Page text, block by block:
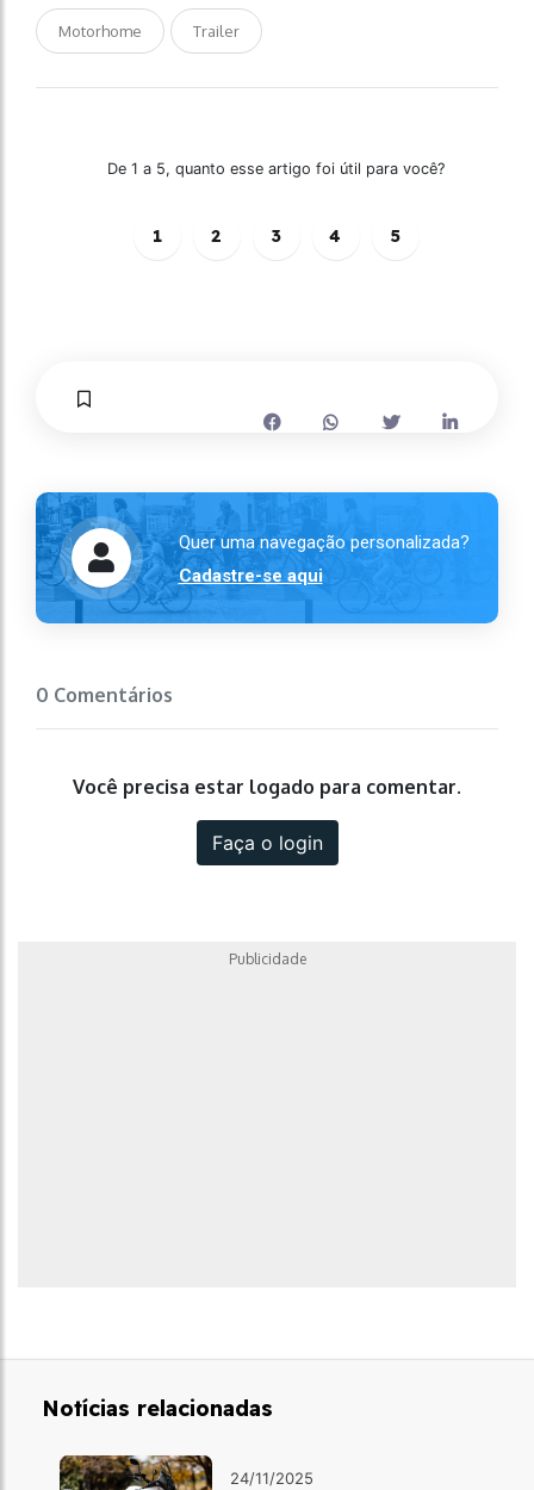
Motorhome Trailer
De 1 a 5, quanto esse artigo foi útil para você?
1 2 3 4 5
Quer uma navegação personalizada?
Cadastre-se aqui
0 Comentários
Você precisa estar logado para comentar.
Faça o login
Publicidade
Notícias relacionadas
24/11/2025